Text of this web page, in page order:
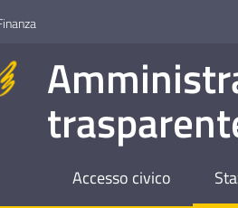
Accesso civico